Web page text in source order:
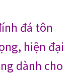
đá tôn
hiện đại
dành cho